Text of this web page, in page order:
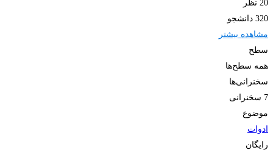
20 نظر
320 دانشجو
مشاهده بیشتر
سطح
همه سطح‌ها
سخنرانی‌ها
7 سخنرانی‌
موضوع
ادوات
رایگان